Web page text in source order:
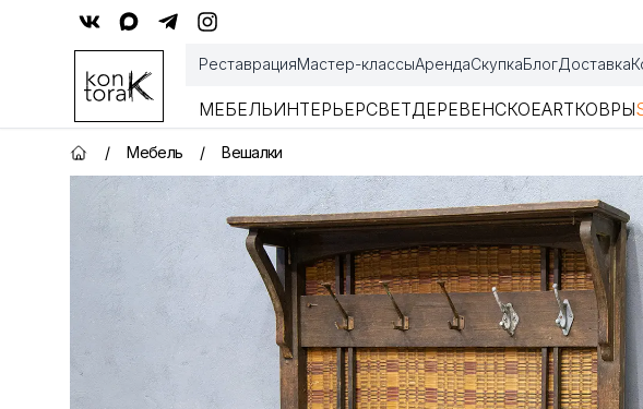
РеставрацияМастер-классыАрендаСкупкаБлогДоставка
МЕБЕЛЬИНТЕРЬЕРСВЕТДЕРЕВЕНСКОЕARTКОВРЫ
Главная страница
/ Мебель / Вешалки